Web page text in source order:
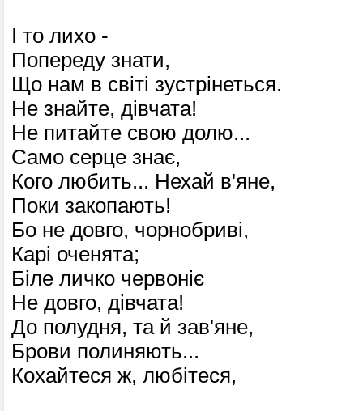
І то лихо -
Попереду знати,
Що нам в світі зустрінеться.
Не знайте, дівчата!
Не питайте свою долю...
Само серце знає,
Кого любить... Нехай в'яне,
Поки закопають!
Бо не довго, чорнобриві,
Карі оченята;
Біле личко червоніє
Не довго, дівчата!
До полудня, та й зав'яне,
Брови полиняють...
Кохайтеся ж, любітеся,